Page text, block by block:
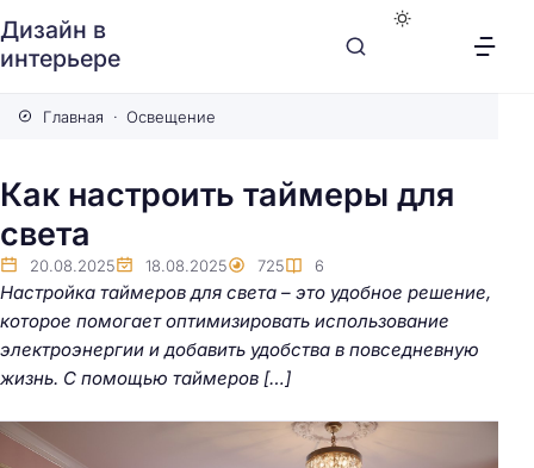
Дизайн в
интерьере
Главная Освещение
Как настроить таймеры для
света
20.08.2025 18.08.2025 725 6
Настройка таймеров для света – это удобное решение,
которое помогает оптимизировать использование
электроэнергии и добавить удобства в повседневную
жизнь. С помощью таймеров […]